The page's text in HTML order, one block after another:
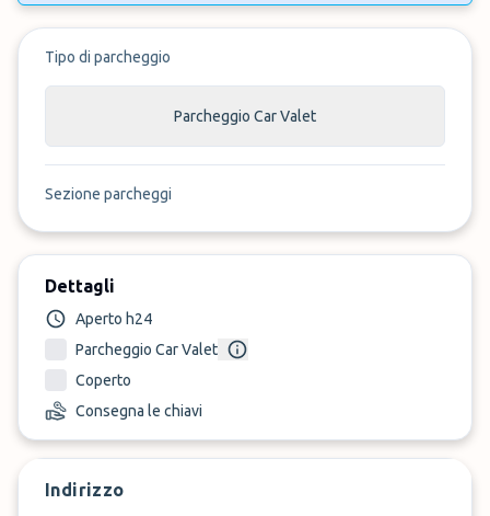
Tipo di parcheggio
Parcheggio Car Valet
Sezione parcheggi
Dettagli
Aperto h24
Parcheggio Car Valet
Coperto
Consegna le chiavi
Indirizzo